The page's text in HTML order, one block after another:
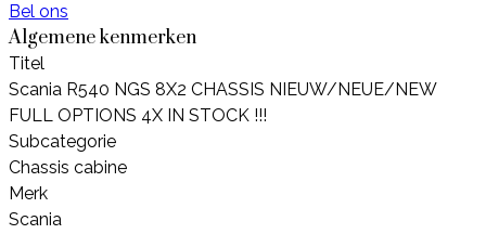
Bel ons
Algemene kenmerken
Titel
Scania R540 NGS 8X2 CHASSIS NIEUW/NEUE/NEW
FULL OPTIONS 4X IN STOCK !!!
Subcategorie
Chassis cabine
Merk
Scania